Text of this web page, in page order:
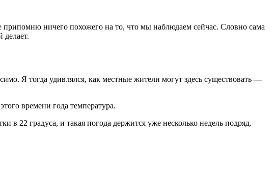
припомню ничего похожего на то, что мы наблюдаем сейчас. Словно сама
делает.
Я тогда удивлялся, как местные жители могут здесь существовать —
времени года температура.
в 22 градуса, и такая погода держится уже несколько недель подряд.